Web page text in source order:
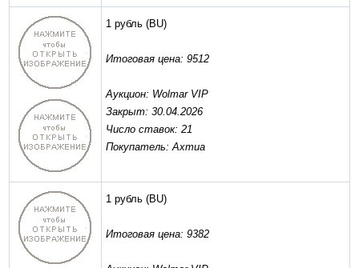
1 рубль (BU)
Итоговая цена: 9512
Аукцион: Wolmar VIP
Закрыт: 30.04.2026
Число ставок: 21
Покупатель: Ахтиа
1 рубль (BU)
Итоговая цена: 9382